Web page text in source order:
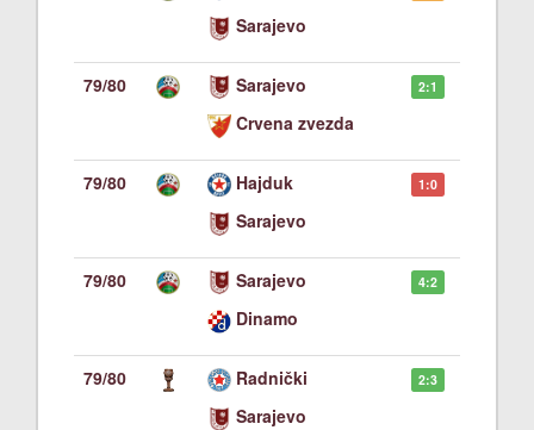
Sarajevo
79/80
Sarajevo
Crvena zvezda
2:1
79/80
Hajduk
Sarajevo
1:0
79/80
Sarajevo
Dinamo
4:2
79/80
Radnički
Sarajevo
2:3